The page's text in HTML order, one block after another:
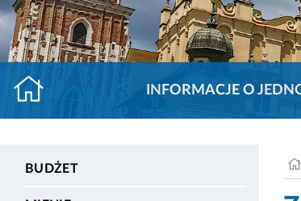
INFORMACJE O
BUDŻET